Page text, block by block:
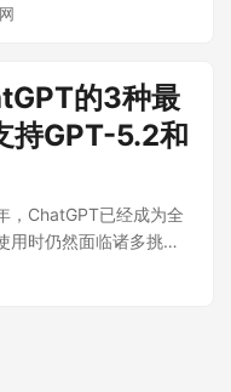
本。无论您是想进行
更好地利用这一强大的
的3种最
持GPT-5.2和
ChatGPT已经成为全
用时仍然面临诸多挑
最佳使用方案，帮助您